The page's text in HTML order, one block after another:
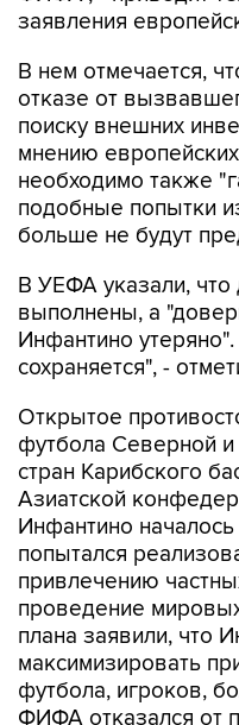
В нем отмечается,
поиску внешних
мнению
необходимо также
подобные попытки
больше не будут
В УЕФА указали, что
Инфантино
сохраняется", -
Открытое
стран Карибского
Азиатской
Инфантино
попытался
привлечению
проведение мировых
плана заявили, что
максимизировать
футбола, игроков,
ФИФА отказался от
остановило его